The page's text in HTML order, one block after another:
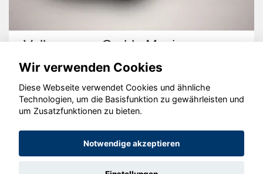
Volkswagen Caddy Maxi
© konjunkturmotor.de GmbH 2020 - 2026
Wir verwenden Cookies
Diese Webseite verwendet Cookies und ähnliche
Technologien, um die Basisfunktion zu gewährleisten und
um Zusatzfunktionen zu bieten.
Notwendige akzeptieren